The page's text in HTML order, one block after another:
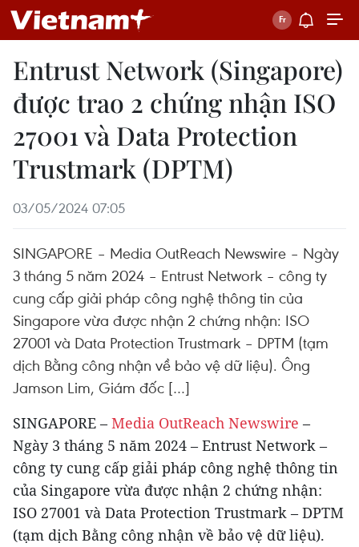
Entrust Network (Singapore)
được trao 2 chứng nhận ISO
27001 và Data Protection
Trustmark (DPTM)
03/05/2024 07:05
SINGAPORE – Media OutReach Newswire – Ngày
3 tháng 5 năm 2024 – Entrust Network – công ty
cung cấp giải pháp công nghệ thông tin của
Singapore vừa được nhận 2 chứng nhận: ISO
27001 và Data Protection Trustmark – DPTM (tạm
dịch Bằng công nhận về bảo vệ dữ liệu). Ông
Jamson Lim, Giám đốc […]
SINGAPORE – Media OutReach Newswire –
Ngày 3 tháng 5 năm 2024 – Entrust Network –
công ty cung cấp giải pháp công nghệ thông tin
của Singapore vừa được nhận 2 chứng nhận:
ISO 27001 và Data Protection Trustmark – DPTM
(tạm dịch Bằng công nhận về bảo vệ dữ liệu).